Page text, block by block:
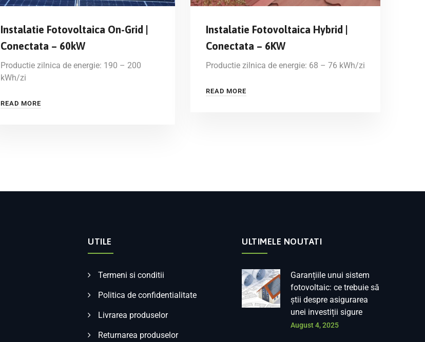
Instalatie Fotovoltaica On-Grid |
Conectata – 60kW
Productie zilnica de energie: 190 – 200
kWh/zi
READ MORE
Instalatie Fotovoltaica Hybrid |
Conectata – 6KW
Productie zilnica de energie: 68 – 76 kWh/zi
READ MORE
UTILE
Termeni si conditii
Politica de confidentialitate
Livrarea produselor
Returnarea produselor
ULTIMELE NOUTATI
Garanțiile unui sistem
fotovoltaic: ce trebuie să
știi despre asigurarea
unei investiții sigure
August 4, 2025